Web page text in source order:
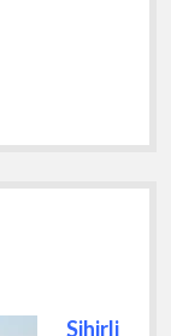
Sihirli